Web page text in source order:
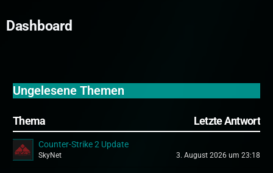
Dashboard
Ungelesene Themen
Thema Letzte Antwort
Counter-Strike 2 Update
SkyNet 3. August 2026 um 23:18